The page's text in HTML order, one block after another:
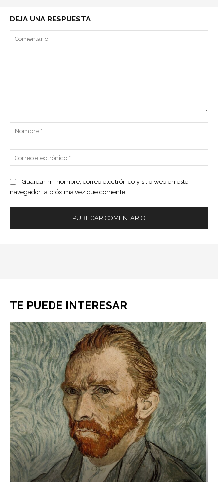
DEJA UNA RESPUESTA
Guardar mi nombre, correo electrónico y sitio web en este
navegador la próxima vez que comente.
TE PUEDE INTERESAR